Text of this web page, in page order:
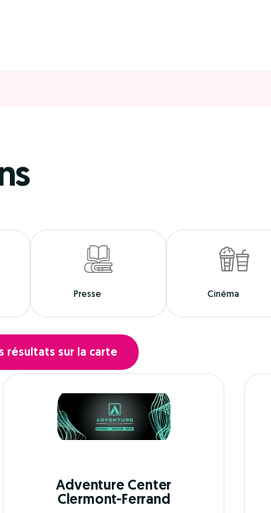
Presse Cinéma
votre saisie
résultats sur la carte
Adventure Center
Clermont-Ferrand